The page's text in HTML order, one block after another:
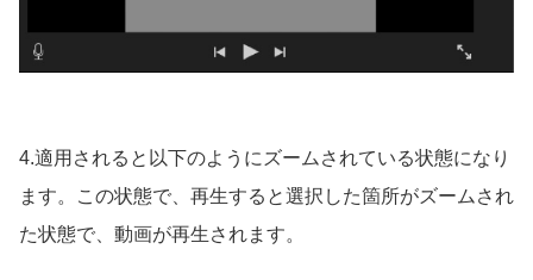
4.適用されると以下のようにズームされている状態になり
ます。この状態で、再生すると選択した箇所がズームされ
た状態で、動画が再生されます。